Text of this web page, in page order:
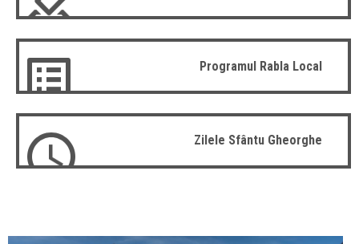
Programul Rabla Local
Zilele Sfântu Gheorghe